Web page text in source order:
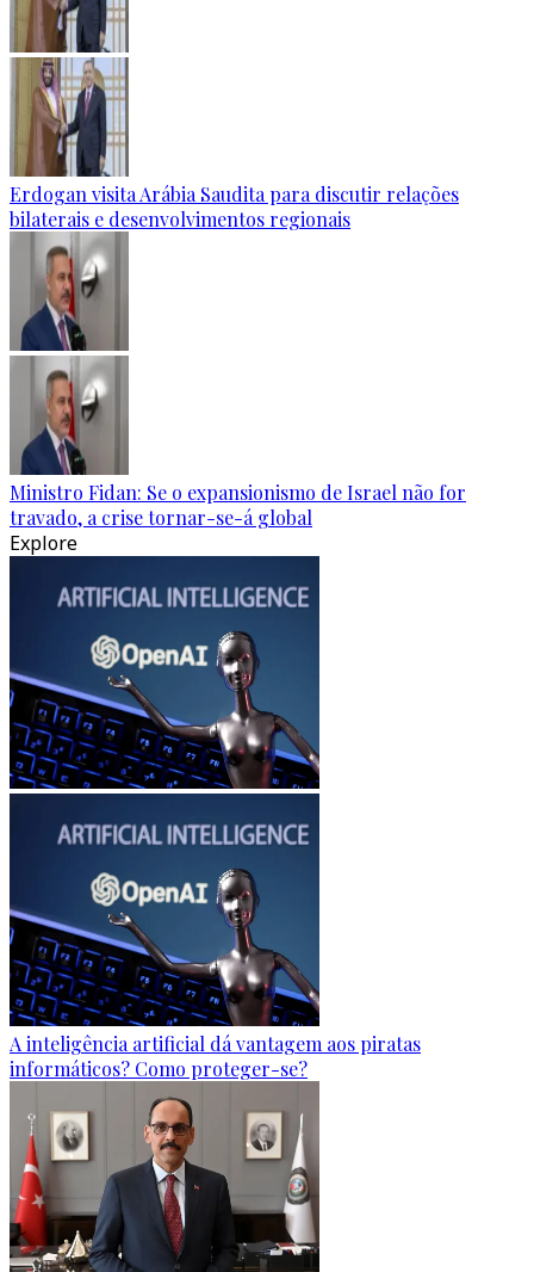
Erdogan visita Arábia Saudita para discutir relações
bilaterais e desenvolvimentos regionais
Ministro Fidan: Se o expansionismo de Israel não for
travado, a crise tornar-se-á global
Explore
A inteligência artificial dá vantagem aos piratas
informáticos? Como proteger-se?